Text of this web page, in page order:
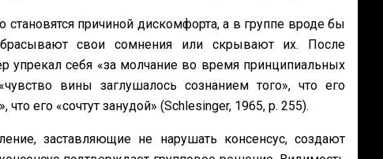
становятся причиной дискомфорта, а в группе вроде бы
свои сомнения или скрывают их. После
упрекал себя «за молчание во время принципиальных
вины заглушалось сознанием того», что его
его «сочтут занудой» (Schlesinger, 1965, р. 255).
заставляющие не нарушать консенсус, создают